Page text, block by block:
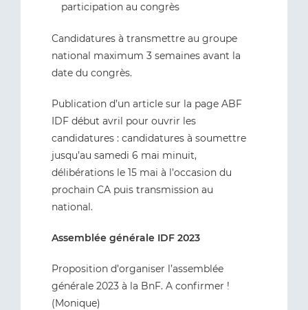
participation au congrès
Candidatures à transmettre au groupe
national maximum 3 semaines avant la
date du congrès.
Publication d’un article sur la page ABF
IDF début avril pour ouvrir les
candidatures : candidatures à soumettre
jusqu’au samedi 6 mai minuit,
délibérations le 15 mai à l’occasion du
prochain CA puis transmission au
national.
Assemblée générale IDF 2023
Proposition d’organiser l’assemblée
générale 2023 à la BnF. A confirmer !
(Monique)